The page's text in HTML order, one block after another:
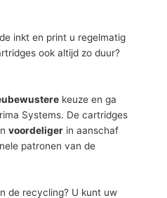
inkt en print u regelmatig
ook altijd zo duur?
keuze en ga
Systems. De cartridges
voordeliger in aanschaf
patronen van de
de recycling? U kunt uw